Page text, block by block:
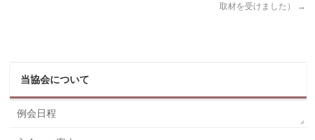
取材を受けました）
→
当協会について
例会日程